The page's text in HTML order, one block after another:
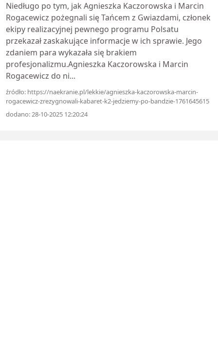
Niedługo po tym, jak Agnieszka Kaczorowska i Marcin
Rogacewicz pożegnali się Tańcem z Gwiazdami, członek
ekipy realizacyjnej pewnego programu Polsatu
przekazał zaskakujące informacje w ich sprawie. Jego
zdaniem para wykazała się brakiem
profesjonalizmu.Agnieszka Kaczorowska i Marcin
Rogacewicz do ni...
źródło: https://naekranie.pl/lekkie/agnieszka-kaczorowska-marcin-
rogacewicz-zrezygnowali-kabaret-k2-jedziemy-po-bandzie-1761645615
dodano: 28-10-2025 12:20:24